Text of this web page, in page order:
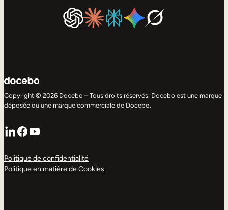
Copyright © 2026 Docebo – Tous droits réservés. Docebo est une marque
déposée ou une marque commerciale de Docebo.
LinkedIn
Facebook
YouTube
Politique de confidentialité
Politique en matière de Cookies